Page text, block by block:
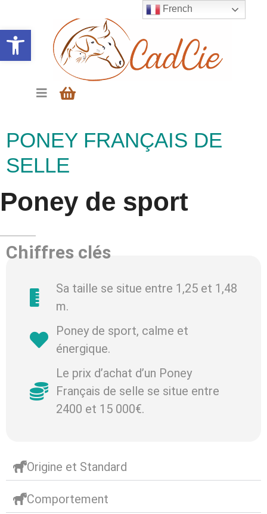
Ouvrir la barre d’outils
PONEY FRANÇAIS DE
SELLE
Poney de sport
Chiffres clés
Sa taille se situe entre 1,25 et 1,48
m.
Poney de sport, calme et
énergique.
Le prix d’achat d’un Poney
Français de selle se situe entre
2400 et 15 000€.
Origine et Standard
Comportement
French